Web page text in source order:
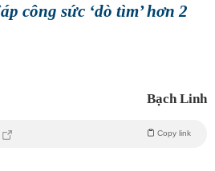
công sức ‘dò tìm’ hơn 2
Bạch Linh
Copy link